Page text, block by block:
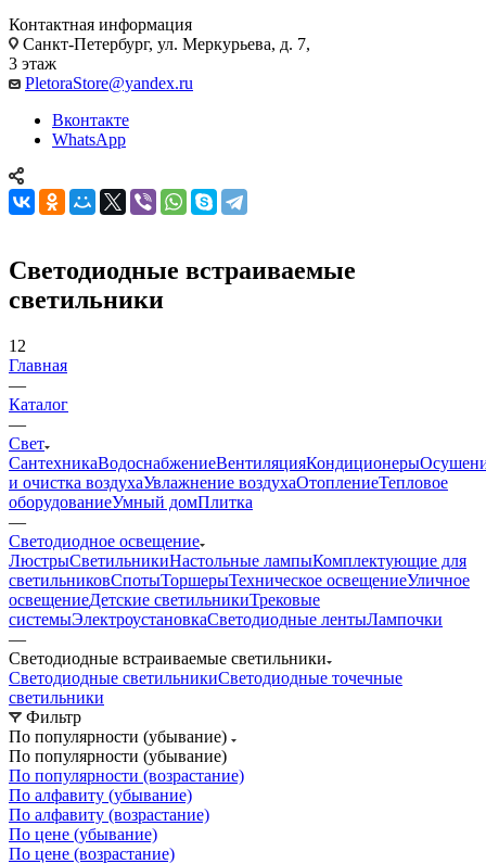
Контактная информация
Санкт-Петербург, ул. Меркурьева, д. 7,
3 этаж
PletoraStore@yandex.ru
Вконтакте
WhatsApp
Светодиодные встраиваемые
светильники
12
Главная
—
Каталог
—
Свет
СантехникаВодоснабжениеВентиляцияКондиционеры
и очистка воздухаУвлажнение воздухаОтоплениеТепловое
оборудованиеУмный домПлитка
—
Светодиодное освещение
ЛюстрыСветильникиНастольные лампыКомплектующие для
светильниковСпотыТоршерыТехническое освещениеУличное
освещениеДетские светильникиТрековые
системыЭлектроустановкаСветодиодные лентыЛампочки
—
Светодиодные встраиваемые светильники
Светодиодные светильникиСветодиодные точечные
светильники
Фильтр
По популярности (убывание)
По популярности (убывание)
По популярности (возрастание)
По алфавиту (убывание)
По алфавиту (возрастание)
По цене (убывание)
По цене (возрастание)